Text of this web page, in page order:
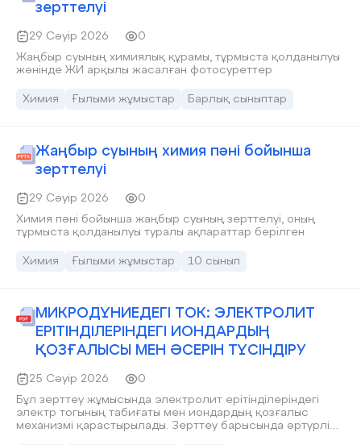
зерттелуі
29 Сәуір 2026
0
Жаңбыр суының химиялық құрамы, тұрмыста қолданылуы
жөнінде ЖИ арқылы жасалған фотосуреттер
Химия Ғылыми жұмыстар Барлық сыныптар
Жаңбыр суының химия пәні бойынша
зерттелуі
29 Сәуір 2026
0
Химия пәні бойынша жаңбыр суының зерттелуі, оның
тұрмыста қолданылуы туралы ақпараттар берілген
Химия Ғылыми жұмыстар 10 сынып
МИКРОДҮНИЕДЕГІ ТОК: ЭЛЕКТРОЛИТ
ЕРІТІНДІЛЕРІНДЕГІ ИОНДАРДЫҢ
ҚОЗҒАЛЫСЫ МЕН ӘСЕРІН ТҮСІНДІРУ
25 Сәуір 2026
0
Бұл зерттеу жұмысында электролит ерітінділеріндегі
электр тогының табиғаты мен иондардың қозғалыс
механизмі қарастырылады. Зерттеу барысында əртүрлі